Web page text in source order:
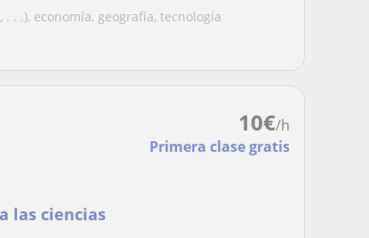
. .), economía, geografía, tecnología
10€/h
Primera clase gratis
las ciencias